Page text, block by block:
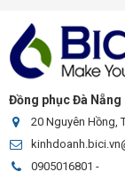
Đồng phục Đà
20 Nguyên Hồng,
0905016801 -